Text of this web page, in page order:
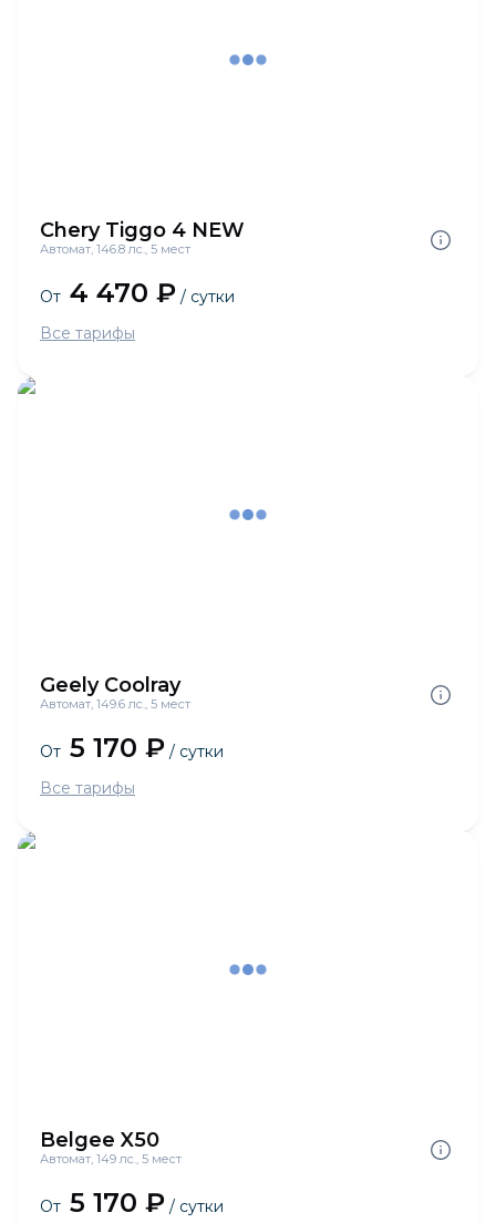
Chery Tiggo 4 NEW
Автомат, 146.8 лс., 5 мест
От 4 470 ₽ / сутки
Все тарифы
Geely Coolray
Автомат, 149.6 лс., 5 мест
От 5 170 ₽ / сутки
Все тарифы
Belgee X50
Автомат, 149 лс., 5 мест
От 5 170 ₽ / сутки